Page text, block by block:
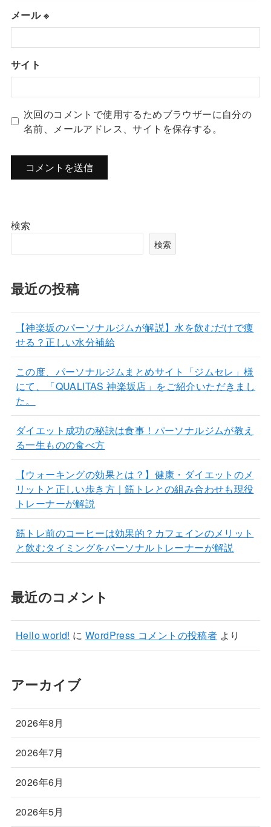
メール※
サイト
次回のコメントで使用するためブラウザーに自分の
名前、メールアドレス、サイトを保存する。
検索
検索
最近の投稿
【神楽坂のパーソナルジムが解説】水を飲むだけで痩
せる？正しい水分補給
この度、パーソナルジムまとめサイト「ジムセレ」様
にて、「QUALITAS 神楽坂店」をご紹介いただきまし
た。
ダイエット成功の秘訣は食事！パーソナルジムが教え
る一生ものの食べ方
【ウォーキングの効果とは？】健康・ダイエットのメ
リットと正しい歩き方｜筋トレとの組み合わせも現役
トレーナーが解説
筋トレ前のコーヒーは効果的？カフェインのメリット
と飲むタイミングをパーソナルトレーナーが解説
最近のコメント
Hello world! に WordPress コメントの投稿者 より
アーカイブ
2026年8月
2026年7月
2026年6月
2026年5月